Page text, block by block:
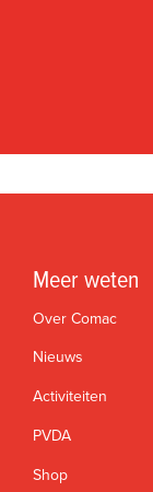
Meer weten
Over Comac
Nieuws
Activiteiten
PVDA
Shop